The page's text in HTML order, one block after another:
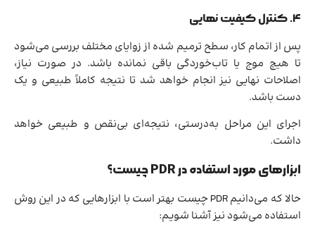
۴. کنترل کیفیت نهایی
پس از اتمام کار، سطح ترمیم شده از زوایای مختلف بررسی می‌شود
تا هیچ موج یا تاب‌خوردگی باقی نمانده باشد. در صورت نیاز،
اصلاحات نهایی نیز انجام خواهد شد تا نتیجه کاملاً طبیعی و یک
دست باشد.
اجرای این مراحل به‌درستی، نتیجه‌ای بی‌نقص و طبیعی خواهد
داشت.
ابزارهای مورد استفاده در PDR چیست؟
حالا که می‌دانیم PDR چیست بهتر است با ابزارهایی که در این روش
استفاده می‌شود نیز آشنا شویم: